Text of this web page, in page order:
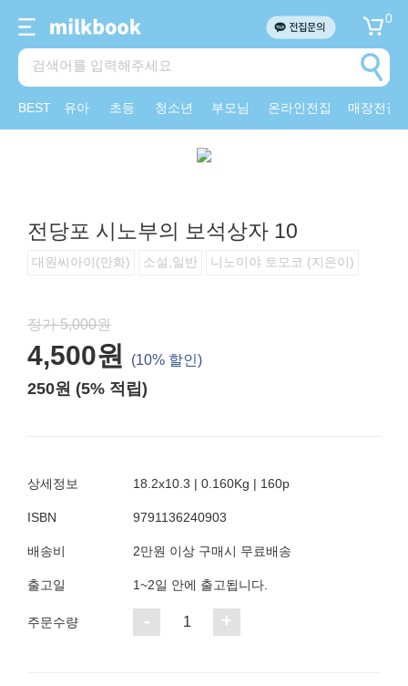
0
BEST 유아 초등 청소년 부모님 온라인전집 매장전집
전당포 시노부의 보석상자 10
대원씨아이(만화) 소설,일반 니노미야 토모코 (지은이)
정가 5,000원
4,500원 (10% 할인)
250원 (5% 적립)
상세정보 18.2x10.3 | 0.160Kg | 160p
ISBN 9791136240903
배송비 2만원 이상 구매시 무료배송
출고일 1~2일 안에 출고됩니다.
주문수량 - 1 +